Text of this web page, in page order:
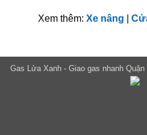
Xem thêm: Xe nâng
Gas Lửa Xanh - Giao gas nhanh